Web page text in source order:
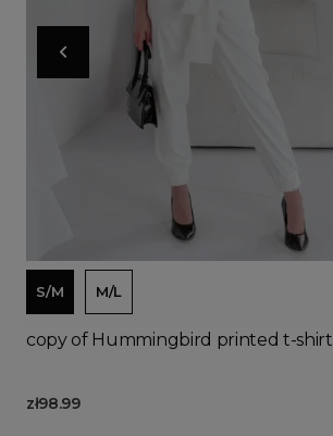
S/M M/L
copy of Hummingbird printed t-shirt
zł98.99